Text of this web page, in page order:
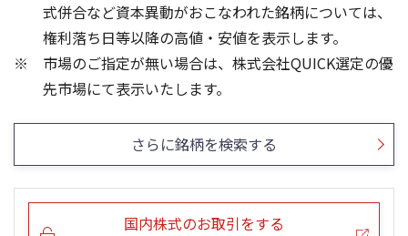
13週移動平均 26週移動平均 出来高(千)
3,000
3,400
0
400
800
5ヶ月移動平均 25ヶ月移動平均 出来高(千)
2,500
0
600
式併合など資本異動がおこなわれた銘柄については、
権利落ち日等以降の高値・安値を表示します。
市場のご指定が無い場合は、株式会社QUICK選定の優
先市場にて表示いたします。
さらに銘柄を検索する
国内株式のお取引をする